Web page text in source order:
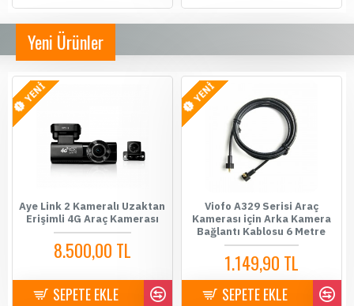
Yeni Ürünler
YENİ
Aye Link 2 Kameralı Uzaktan
Erişimli 4G Araç Kamerası
8.500,00 TL
SEPETE EKLE
YENİ
Viofo A329 Serisi Araç
Kamerası için Arka Kamera
Bağlantı Kablosu 6 Metre
1.149,90 TL
SEPETE EKLE